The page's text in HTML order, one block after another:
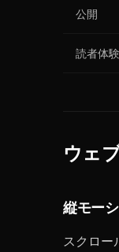
公開
読者体験
ウェ
縦モー
スクロー